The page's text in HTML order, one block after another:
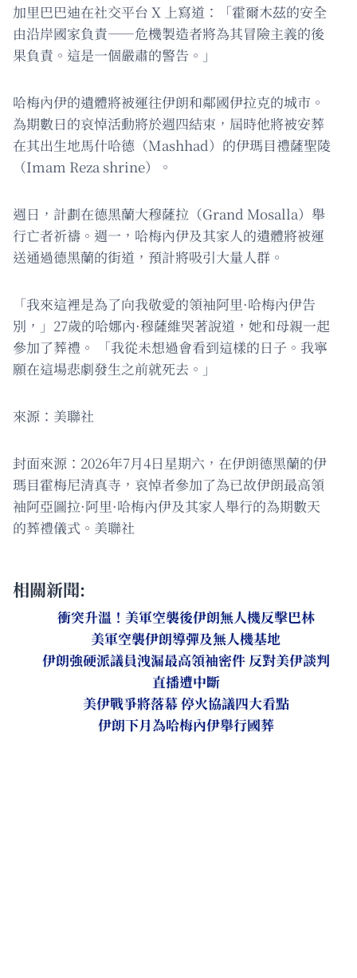
加里巴巴迪在社交平台 X 上寫道：「霍爾木茲的安全
由沿岸國家負責——危機製造者將為其冒險主義的後
果負責。這是一個嚴肅的警告。」
哈梅內伊的遺體將被運往伊朗和鄰國伊拉克的城市。
為期數日的哀悼活動將於週四結束，屆時他將被安葬
在其出生地馬什哈德（Mashhad）的伊瑪目禮薩聖陵
（Imam Reza shrine）。
週日，計劃在德黑蘭大穆薩拉（Grand Mosalla）舉
行亡者祈禱。週一，哈梅內伊及其家人的遺體將被運
送通過德黑蘭的街道，預計將吸引大量人群。
「我來這裡是為了向我敬愛的領袖阿里·哈梅內伊告
別，」27歲的哈娜內·穆薩維哭著說道，她和母親一起
參加了葬禮。 「我從未想過會看到這樣的日子。我寧
願在這場悲劇發生之前就死去。」
來源：美聯社
封面來源：2026年7月4日星期六，在伊朗德黑蘭的伊
瑪目霍梅尼清真寺，哀悼者參加了為已故伊朗最高領
袖阿亞圖拉·阿里·哈梅內伊及其家人舉行的為期數天
的葬禮儀式。美聯社
相關新聞:
衝突升溫！美軍空襲後伊朗無人機反擊巴林
美軍空襲伊朗導彈及無人機基地
伊朗強硬派議員洩漏最高領袖密件 反對美伊談判
直播遭中斷
美伊戰爭將落幕 停火協議四大看點
伊朗下月為哈梅內伊舉行國葬